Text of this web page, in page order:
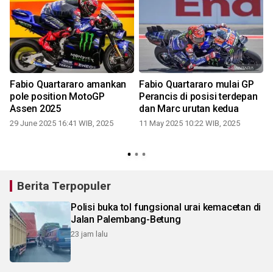
Fabio Quartararo amankan
pole position MotoGP
Assen 2025
29 June 2025 16:41 WIB, 2025
Fabio Quartararo mulai GP
Perancis di posisi terdepan
dan Marc urutan kedua
11 May 2025 10:22 WIB, 2025
Berita Terpopuler
Polisi buka tol fungsional urai kemacetan di
Jalan Palembang-Betung
23 jam lalu